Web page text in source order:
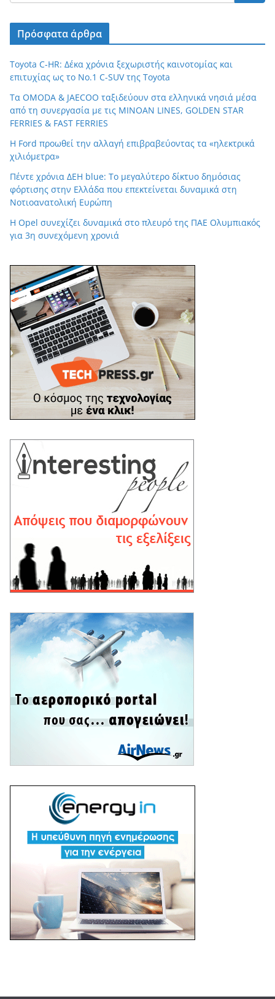
Πρόσφατα άρθρα
Toyota C-HR: Δέκα χρόνια ξεχωριστής καινοτομίας και
επιτυχίας ως το Νο.1 C-SUV της Toyota
Τα OMODA & JAECOO ταξιδεύουν στα ελληνικά νησιά μέσα
από τη συνεργασία με τις MINOAN LINES, GOLDEN STAR
FERRIES & FAST FERRIES
Η Ford προωθεί την αλλαγή επιβραβεύοντας τα «ηλεκτρικά
χιλιόμετρα»
Πέντε χρόνια ΔΕΗ blue: Το μεγαλύτερο δίκτυο δημόσιας
φόρτισης στην Ελλάδα που επεκτείνεται δυναμικά στη
Νοτιοανατολική Ευρώπη
Η Opel συνεχίζει δυναμικά στο πλευρό της ΠΑΕ Ολυμπιακός
για 3η συνεχόμενη χρονιά